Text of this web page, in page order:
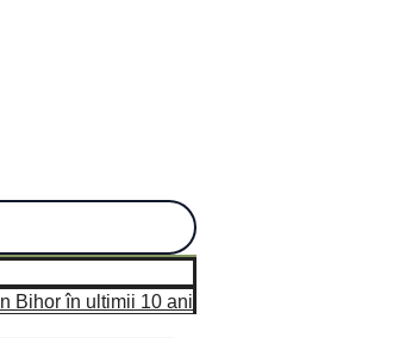
Bihor în ultimii 10 ani